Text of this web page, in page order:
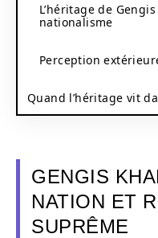
L’héritage de
nationalisme
Perception
Quand l’héritage vit
GENGIS
NATION ET
SUPRÊME